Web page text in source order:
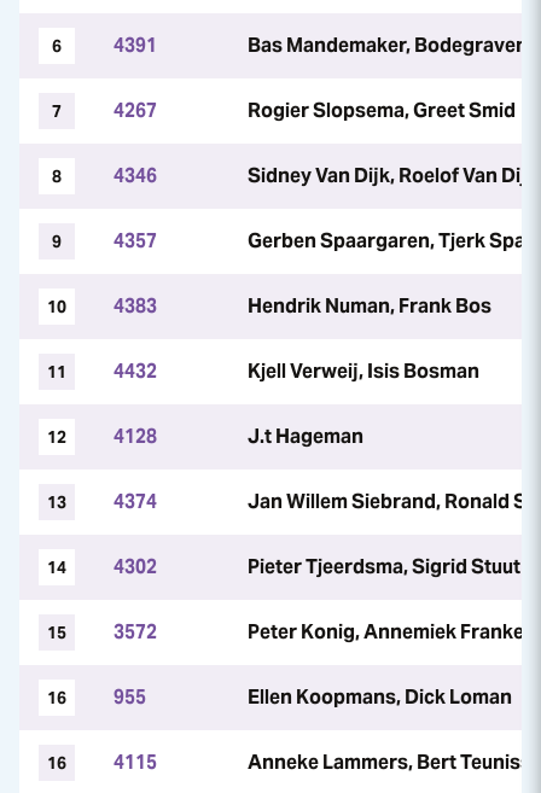
6 4391 Bas Mandemaker, Bodegraven,
7 4267 Rogier Slopsema, Greet Smid
8 4346 Sidney Van Dijk, Roelof Van Dijk
9 4357 Gerben Spaargaren, Tjerk
10 4383 Hendrik Numan, Frank Bos
11 4432 Kjell Verweij, Isis Bosman
12 4128 J.t Hageman
13 4374 Jan Willem Siebrand, Ronald
14 4302 Pieter Tjeerdsma, Sigrid Stuut
15 3572 Peter Konig, Annemiek Franke
16 955 Ellen Koopmans, Dick Loman
16 4115 Anneke Lammers, Bert